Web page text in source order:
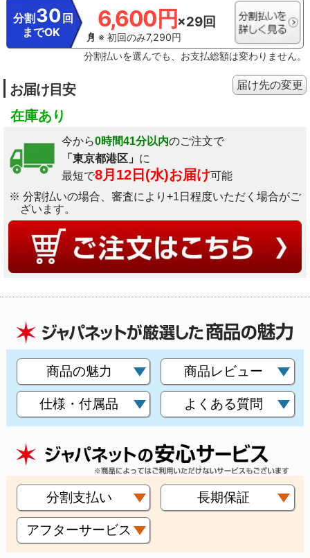
分割 30 回
までOK
6,600円×29回
※ 初回のみ7,290円
分割払いを選んでも、お支払総額は変わりません。
お届け目安
在庫あり
今から0時間41分以内のご注文で
「東京都港区」 に
最短で8月12日(水)お届け可能
※ 分割払いの場合、審査により+1日程度いただく場合がご
ざいます。
届け先の変更
商品の魅力 商品レビュー
仕様・付属品 よくある質問
分割支払い 長期保証
アフターサービス